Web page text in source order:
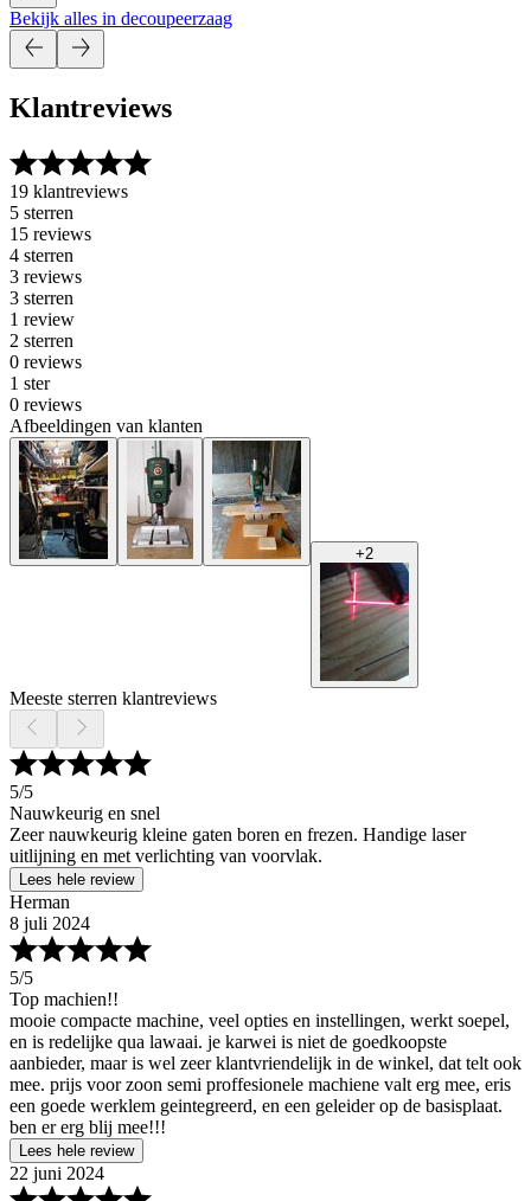
Bekijk alles in decoupeerzaag
Klantreviews
19 klantreviews
5 sterren
15 reviews
4 sterren
3 reviews
3 sterren
1 review
2 sterren
0 reviews
1 ster
0 reviews
Afbeeldingen van klanten
+2
Meeste sterren klantreviews
5/5
Nauwkeurig en snel
Zeer nauwkeurig kleine gaten boren en frezen. Handige laser
uitlijning en met verlichting van voorvlak.
Lees hele review
Herman
8 juli 2024
5/5
Top machien!!
mooie compacte machine, veel opties en instellingen, werkt soepel,
en is redelijke qua lawaai. je karwei is niet de goedkoopste
aanbieder, maar is wel zeer klantvriendelijk in de winkel, dat telt ook
mee. prijs voor zoon semi proffesionele machiene valt erg mee, eris
een goede werklem geintegreerd, en een geleider op de basisplaat.
ben er erg blij mee!!!
Lees hele review
22 juni 2024